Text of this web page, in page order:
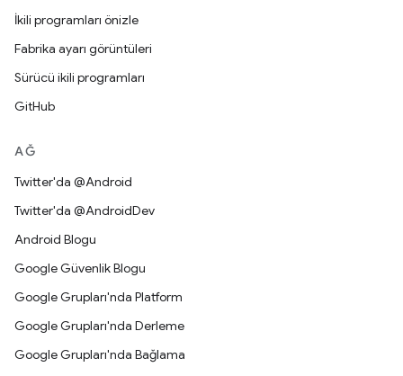
İkili programları önizle
Fabrika ayarı görüntüleri
Sürücü ikili programları
GitHub
AĞ
Twitter'da @Android
Twitter'da @AndroidDev
Android Blogu
Google Güvenlik Blogu
Google Grupları'nda Platform
Google Grupları'nda Derleme
Google Grupları'nda Bağlama